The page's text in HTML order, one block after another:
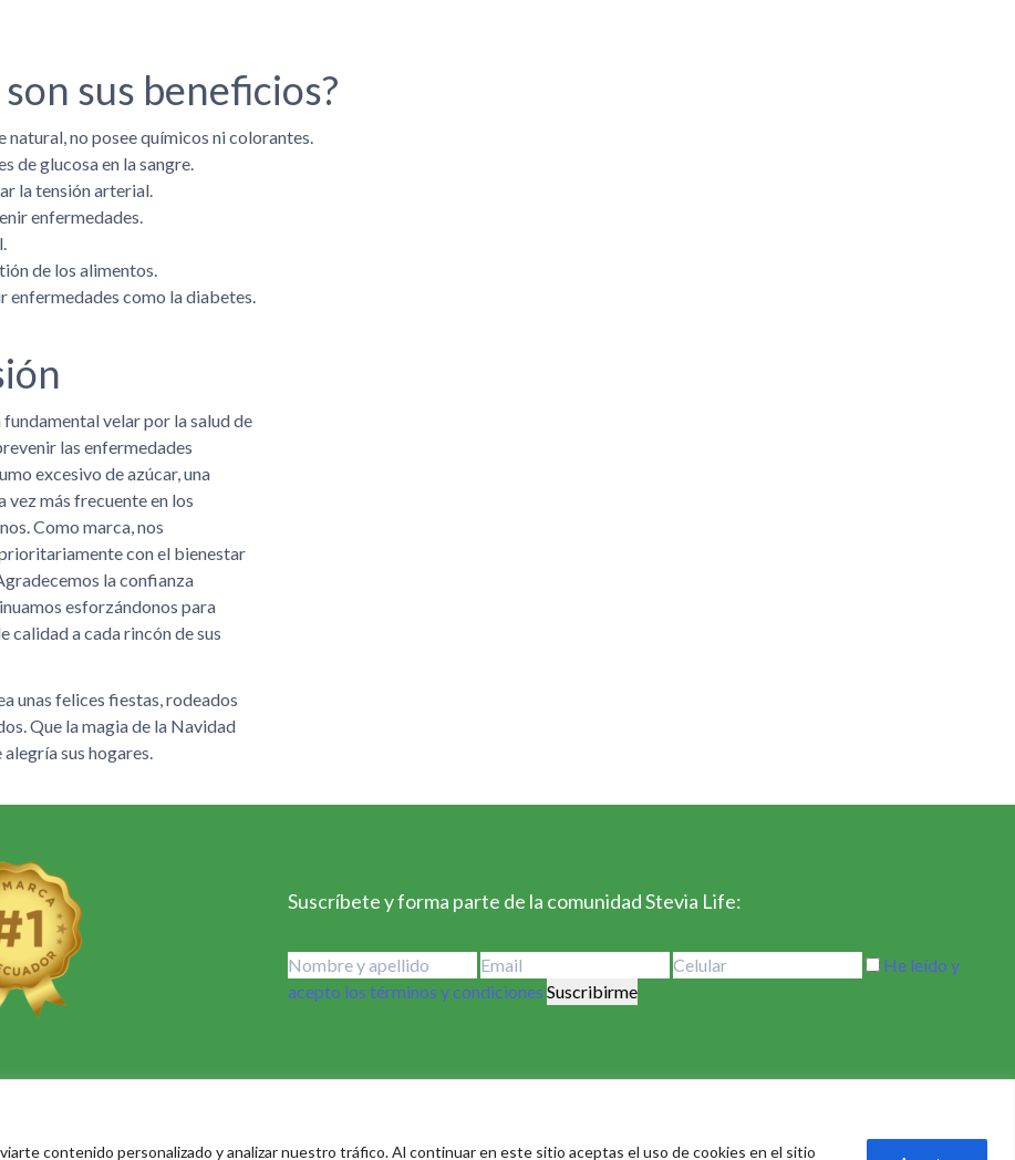
contenido personalizado y analizar nuestro tráfico. Al continuar en este sitio aceptas el uso de cookies en el sitio
sus beneficios?
natural, no posee químicos ni colorantes.
de glucosa en la sangre.
la tensión arterial.
enfermedades.
de los alimentos.
enfermedades como la diabetes.
fundamental velar por la salud de
las enfermedades
excesivo de azúcar, una
más frecuente en los
Como marca, nos
con el bienestar
la confianza
esforzándonos para
calidad a cada rincón de sus
unas felices fiestas, rodeados
Que la magia de la Navidad
sus hogares.
Suscríbete y forma parte de la comunidad Stevia Life:
He leído y
acepto los términos y condiciones